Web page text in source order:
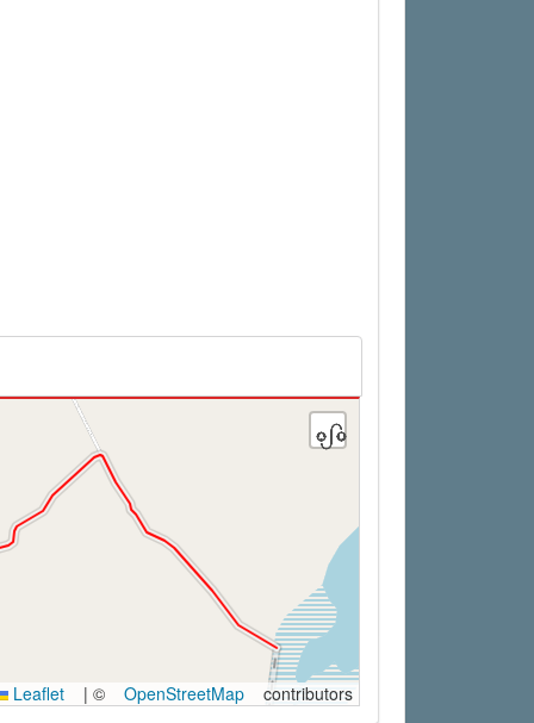
Leaflet | © OpenStreetMap contributors